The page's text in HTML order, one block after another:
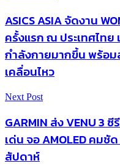
ASICS ASIA จัดงาน
ครั้งแรก ณ ประเทศไท
กำลังกายมากขึ้น พร้อ
เคลื่อนไหว
Next Post
GARMIN ส่ง VENU 3
เด่น จอ AMOLED คม
สัปดาห์